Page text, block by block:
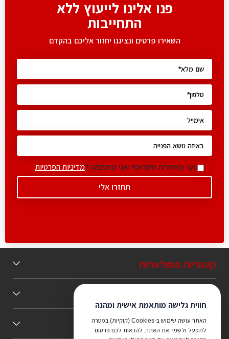
פנו אלינו לייעוץ ללא
התחייבות
השאירו פרטים ונציגנו יחזור אליכם בהקדם
אני מאשר/ת שקראתי ואני מסכים/ה למדיניות הפרטיות
חווית גלישה מותאמת אישית ומהנה
האתר עושה שימוש ב-Cookies (קוקיות) במטרה
לתפעל ולשפר את האתר, להראות לכם פרסום
קטגוריות פופולאריות
כללי